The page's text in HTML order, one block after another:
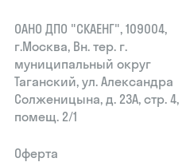
ОАНО ДПО "СКАЕНГ", 109004,
г.Москва, Вн. тер. г.
муниципальный округ
Таганский, ул. Александра
Солженицына, д. 23А, стр. 4,
помещ. 2/1
Оферта